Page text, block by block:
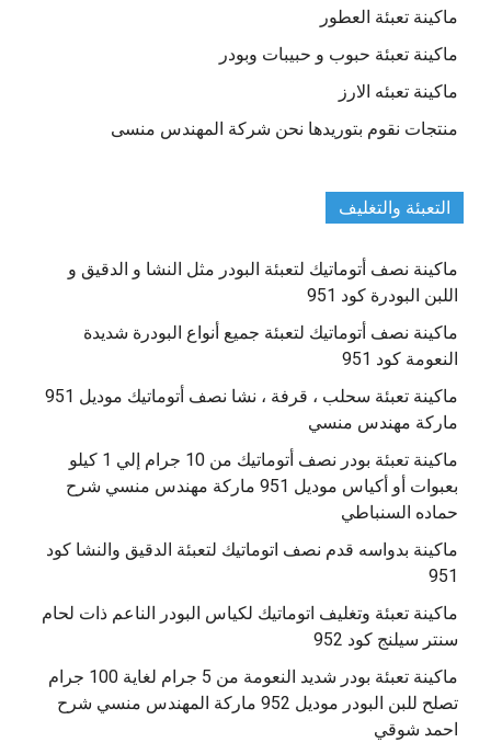
ماكينة تعبئة العطور
ماكينة تعبئة حبوب و حبيبات وبودر
ماكينة تعبئه الارز
منتجات نقوم بتوريدها نحن شركة المهندس منسى
التعبئة والتغليف
ماكينة نصف أتوماتيك لتعبئة البودر مثل النشا و الدقيق و
اللبن البودرة كود 951
ماكينة نصف أتوماتيك لتعبئة جميع أنواع البودرة شديدة
النعومة كود 951
ماكينة تعبئة سحلب ، قرفة ، نشا نصف أتوماتيك موديل 951
ماركة مهندس منسي
ماكينة تعبئة بودر نصف أتوماتيك من 10 جرام إلي 1 كيلو
بعبوات أو أكياس موديل 951 ماركة مهندس منسي شرح
حماده السنباطي
ماكينة بدواسه قدم نصف اتوماتيك لتعبئة الدقيق والنشا كود
951
ماكينة تعبئة وتغليف اتوماتيك لكياس البودر الناعم ذات لحام
سنتر سيلنج كود 952
ماكينة تعبئة بودر شديد النعومة من 5 جرام لغاية 100 جرام
تصلح للبن البودر موديل 952 ماركة المهندس منسي شرح
احمد شوقي